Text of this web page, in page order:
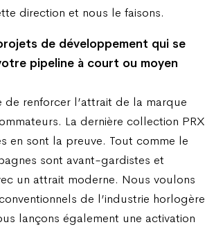
direction et nous le faisons.
de développement qui se
pipeline à court ou moyen
de renforcer l’attrait de la marque
La dernière collection PRX
en sont la preuve. Tout comme le
sont avant-gardistes et
un attrait moderne. Nous voulons
de l’industrie horlogère
lançons également une activation